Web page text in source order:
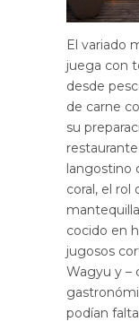
El variado
juega con
desde
de carne
su
langostino
coral, el rol
cocido en
jugosos
Wagyu y –
podían